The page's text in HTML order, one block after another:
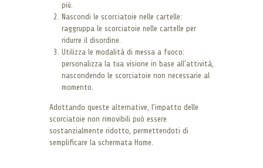
più.
Nascondi le scorciatoie nelle cartelle:
raggruppa le scorciatoie nelle cartelle per
ridurre il disordine.
Utilizza le modalità di messa a fuoco:
personalizza la tua visione in base all’attività,
nascondendo le scorciatoie non necessarie al
momento.
Adottando queste alternative, l’impatto delle
scorciatoie non rimovibili può essere
sostanzialmente ridotto, permettendoti di
semplificare la schermata Home.